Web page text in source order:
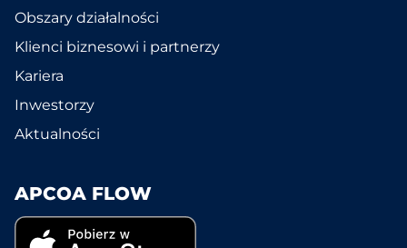
Obszary działalności
Klienci biznesowi i partnerzy
Kariera
Inwestorzy
Aktualności
APCOA FLOW